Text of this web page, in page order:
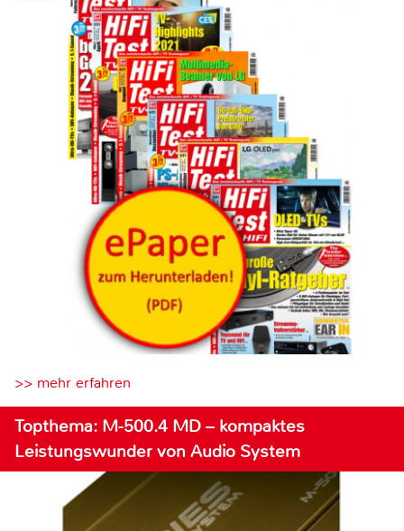
>> mehr erfahren
Topthema: M-500.4 MD – kompaktes
Leistungswunder von Audio System